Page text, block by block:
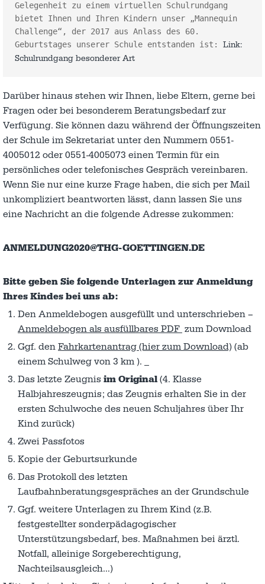
Gelegenheit zu einem virtuellen Schulrundgang
bietet Ihnen und Ihren Kindern unser „Mannequin
Challenge“, der 2017 aus Anlass des 60.
Geburtstages unserer Schule entstanden ist: Link:
Schulrundgang besonderer Art
Darüber hinaus stehen wir Ihnen, liebe Eltern, gerne bei
Fragen oder bei besonderem Beratungsbedarf zur
Verfügung. Sie können dazu während der Öffnungszeiten
der Schule im Sekretariat unter den Nummern 0551-
4005012 oder 0551-4005073 einen Termin für ein
persönliches oder telefonisches Gespräch vereinbaren.
Wenn Sie nur eine kurze Frage haben, die sich per Mail
unkompliziert beantworten lässt, dann lassen Sie uns
eine Nachricht an die folgende Adresse zukommen:
ANMELDUNG2020@THG-GOETTINGEN.DE
Bitte geben Sie folgende Unterlagen zur Anmeldung
Ihres Kindes bei uns ab:
Den Anmeldebogen ausgefüllt und unterschrieben –
Anmeldebogen als ausfüllbares PDF zum Download
Ggf. den Fahrkartenantrag (hier zum Download) (ab
einem Schulweg von 3 km ).
Das letzte Zeugnis im Original (4. Klasse
Halbjahreszeugnis; das Zeugnis erhalten Sie in der
ersten Schulwoche des neuen Schuljahres über Ihr
Kind zurück)
Zwei Passfotos
Kopie der Geburtsurkunde
Das Protokoll des letzten
Laufbahnberatungsgespräches an der Grundschule
Ggf. weitere Unterlagen zu Ihrem Kind (z.B.
festgestellter sonderpädagogischer
Unterstützungsbedarf, bes. Maßnahmen bei ärztl.
Notfall, alleinige Sorgeberechtigung,
Nachteilsausgleich…)